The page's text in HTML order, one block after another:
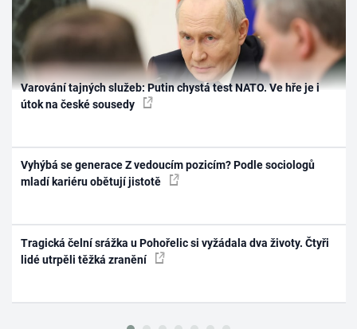
Varování tajných služeb: Putin chystá test NATO. Ve hře je i
útok na české sousedy
Vyhýbá se generace Z vedoucím pozicím? Podle sociologů
mladí kariéru obětují jistotě
Tragická čelní srážka u Pohořelic si vyžádala dva životy. Čtyři
lidé utrpěli těžká zranění